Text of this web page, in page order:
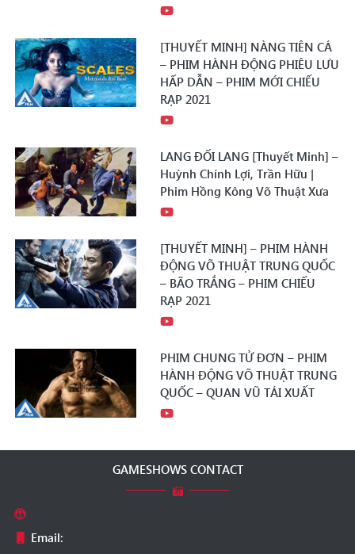
[THUYẾT MINH] NÀNG TIÊN CÁ
– PHIM HÀNH ĐỘNG PHIÊU LƯU
HẤP DẪN – PHIM MỚI CHIẾU
RẠP 2021
LANG ĐỐI LANG [Thuyết Minh] –
Huỳnh Chính Lợi, Trần Hữu |
Phim Hồng Kông Võ Thuật Xưa
[THUYẾT MINH] – PHIM HÀNH
ĐỘNG VÕ THUẬT TRUNG QUỐC
– BÃO TRẮNG – PHIM CHIẾU
RẠP 2021
PHIM CHUNG TỬ ĐƠN – PHIM
HÀNH ĐỘNG VÕ THUẬT TRUNG
QUỐC – QUAN VŨ TÁI XUẤT
GAMESHOWS CONTACT
Email: